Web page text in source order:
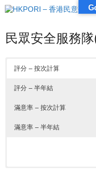
跳
至
容民眾安全服務
評分 – 按次計算
評分 – 半年結
滿意率 – 按次計算
滿意率 – 半年結